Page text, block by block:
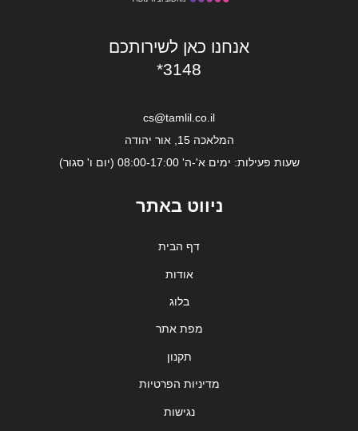
אנחנו כאן לשירותכם
*3148
cs@tamlil.co.il
המלאכה 15, אור יהודה
שעות פעילות: ימים א'-ה' 08:00-17:00 (יום ו' סגור)
ניווט באתר
דף הבית
אודות
בלוג
מפת אתר
תקנון
מדיניות הפרטיות
נגישות